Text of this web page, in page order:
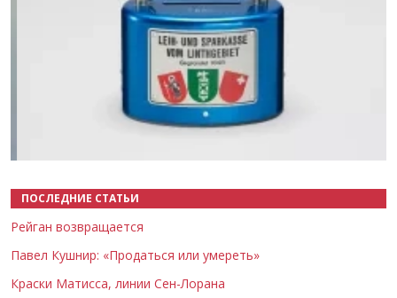
ПОСЛЕДНИЕ СТАТЬИ
Рейган возвращается
Павел Кушнир: «Продаться или умереть»
Краски Матисса, линии Сен-Лорана